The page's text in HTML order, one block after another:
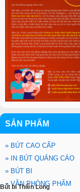
Bút bi Thiên Long
SẢN PHẨM
» BÚT CAO CẤP
»
IN BÚT QUẢNG CÁO
» BÚT BI
»VĂN PHÒNG PHẨM